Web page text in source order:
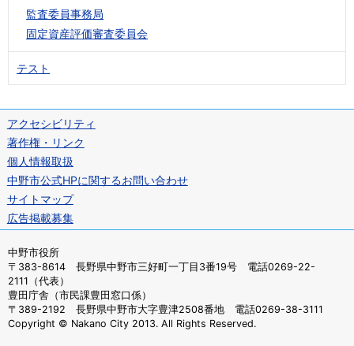
監査委員事務局
固定資産評価審査委員会
テスト
アクセシビリティ
著作権・リンク
個人情報取扱
中野市公式HPに関するお問い合わせ
サイトマップ
広告掲載募集
中野市役所
〒383-8614 長野県中野市三好町一丁目3番19号 電話0269-22-
2111（代表）
豊田庁舎（市民課豊田窓口係）
〒389-2192 長野県中野市大字豊津2508番地 電話0269-38-3111
Copyright © Nakano City 2013. All Rights Reserved.